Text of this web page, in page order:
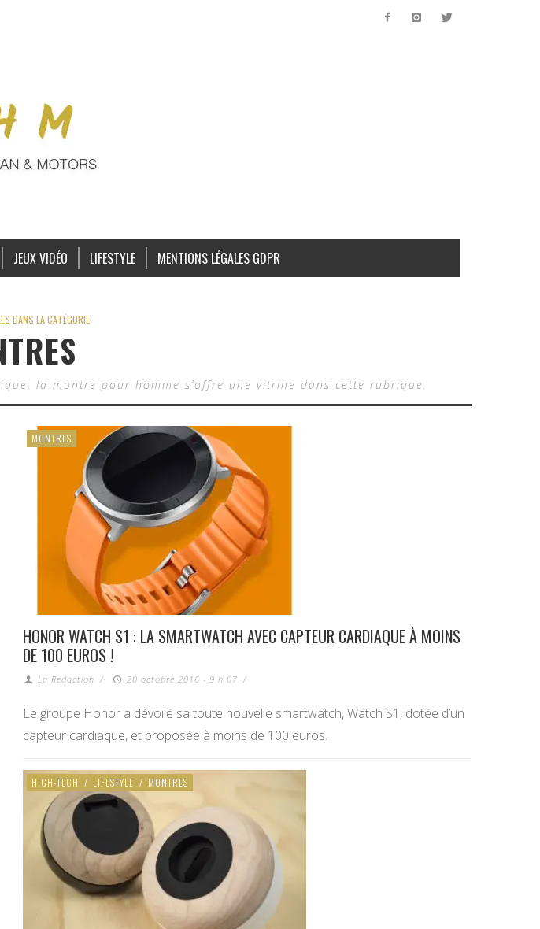
JEUX VIDÉO LIFESTYLE MENTIONS LÉGALES GDPR
DANS LA CATÉGORIE
la montre pour homme s’offre une vitrine dans cette rubrique.
MONTRES
HONOR WATCH S1 : LA SMARTWATCH AVEC CAPTEUR CARDIAQUE À MOINS
DE 100 EUROS !
La Redaction / 20 octobre 2016 - 9 h 07 /
Le groupe Honor a dévoilé sa toute nouvelle smartwatch, Watch S1, dotée d’un
capteur cardiaque, et proposée à moins de 100 euros.
HIGH-TECH / LIFESTYLE / MONTRES